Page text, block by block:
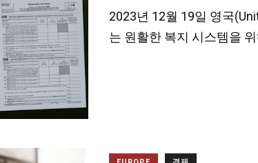
2023년 12월 19일 영국
는 원활한 복지 시스템을